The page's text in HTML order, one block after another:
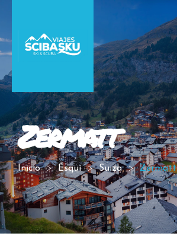
Zermatt
Inicio Esquí Suiza Zermatt